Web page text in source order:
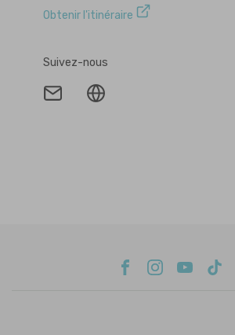
Obtenir l'itinéraire
Suivez-nous